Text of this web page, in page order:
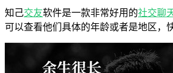
知己交友软件是一款非常好用的社交聊
可以查看他们具体的年龄或者是地区，